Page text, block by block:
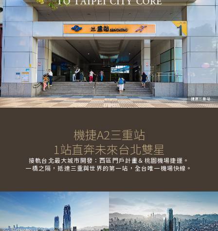
捷運三重站
機捷A2三重站
1站直奔未來台北雙星
接軌台北最大城市開發：西區門戶計畫＆桃園機場捷運。
一橋之隔，抵達三重與世界的第一站，全台唯一機場快線。